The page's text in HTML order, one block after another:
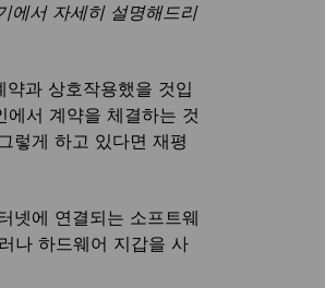
에서 자세히 설명해드리
과 상호작용했을 것입
서 계약을 체결하는 것
렇게 하고 있다면 재평
넷에 연결되는 소프트웨
나 하드웨어 지갑을 사